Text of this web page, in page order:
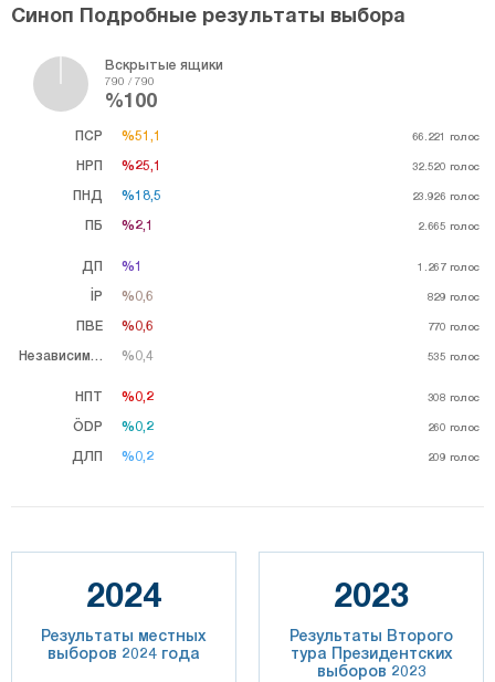
Синоп Подробные результаты выбора
Вскрытые ящики
790 / 790
%100
ПСР
НРП
ПНД
ПБ
%51,1 66.221 голос
%25,1 32.520 голос
%18,5 23.926 голос
%2,1 2.665 голос
%51,1
%25,1
%18,5
%2,1
ДП
İP
ПВЕ
Независимый
%1 1.267 голос
%0,6 829 голос
%0,6 770 голос
%0,4 535 голос
%1
%0,6
%0,6
%0,4
НПТ
ÖDP
ДЛП
%0,2 308 голос
%0,2 260 голос
%0,2 209 голос
%0,2
%0,2
%0,2
2024
Результаты местных
выборов 2024 года
2023
Результаты Второго
тура Президентских
выборов 2023